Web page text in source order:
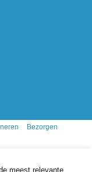
meest relevante
Bezorgen